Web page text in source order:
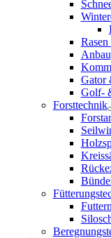
Gator
Golf-
Forsttechnik